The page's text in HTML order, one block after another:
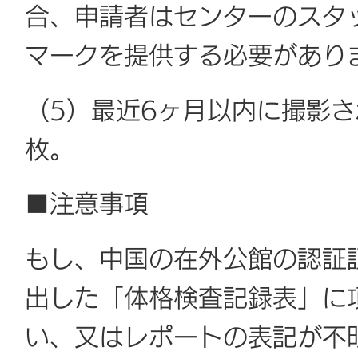
合、申請者はセンターのス
マークを提供する必要があり
（5）最近6ヶ月以内に撮影
枚。
■注意事項
もし、中国の在外公館の認
出した「体格検査記録表」
い、又はレポートの表記が